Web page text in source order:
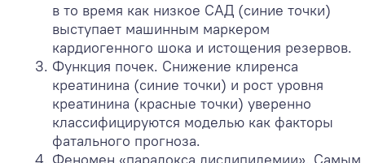
в то время как низкое САД (синие точки)
выступает машинным маркером
кардиогенного шока и истощения резервов.
Функция почек. Снижение клиренса
креатинина (синие точки) и рост уровня
креатинина (красные точки) уверенно
классифицируются моделью как факторы
фатального прогноза.
Феномен «парадокса дислипидемии». Самым